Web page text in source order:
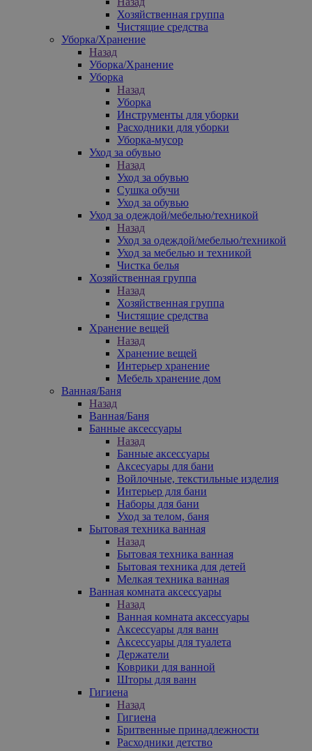
Хозяйственная группа
Чистящие средства
Уборка/Хранение
Назад
Уборка/Хранение
Уборка
Назад
Уборка
Инструменты для уборки
Расходники для уборки
Уборка-мусор
Уход за обувью
Назад
Уход за обувью
Сушка обучи
Уход за обувью
Уход за одеждой/мебелью/техникой
Назад
Уход за одеждой/мебелью/техникой
Уход за мебелью и техникой
Чистка белья
Хозяйственная группа
Назад
Хозяйственная группа
Чистящие средства
Хранение вещей
Назад
Хранение вещей
Интерьер хранение
Мебель хранение дом
Ванная/Баня
Назад
Ванная/Баня
Банные аксессуары
Назад
Банные аксессуары
Аксесуары для бани
Войлочные, текстильные изделия
Интерьер для бани
Наборы для бани
Уход за телом, баня
Бытовая техника ванная
Назад
Бытовая техника ванная
Бытовая техника для детей
Мелкая техника ванная
Ванная комната аксессуары
Назад
Ванная комната аксессуары
Аксессуары для ванн
Аксессуары для туалета
Держатели
Коврики для ванной
Шторы для ванн
Гигиена
Назад
Гигиена
Бритвенные принадлежности
Расходники детство